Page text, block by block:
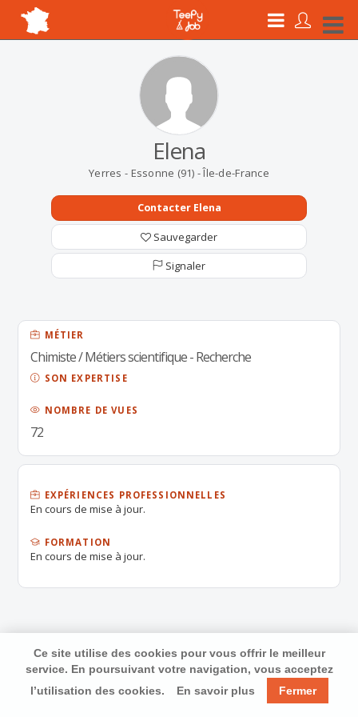
Elena
Yerres - Essonne (91) - Île-de-France
Contacter Elena
Sauvegarder
Signaler
MÉTIER
Chimiste / Métiers scientifique - Recherche
SON EXPERTISE
NOMBRE DE VUES
72
EXPÉRIENCES PROFESSIONNELLES
En cours de mise à jour.
FORMATION
En cours de mise à jour.
Ce site utilise des cookies pour vous offrir le meilleur
service. En poursuivant votre navigation, vous acceptez
l’utilisation des cookies.
En savoir plus Fermer